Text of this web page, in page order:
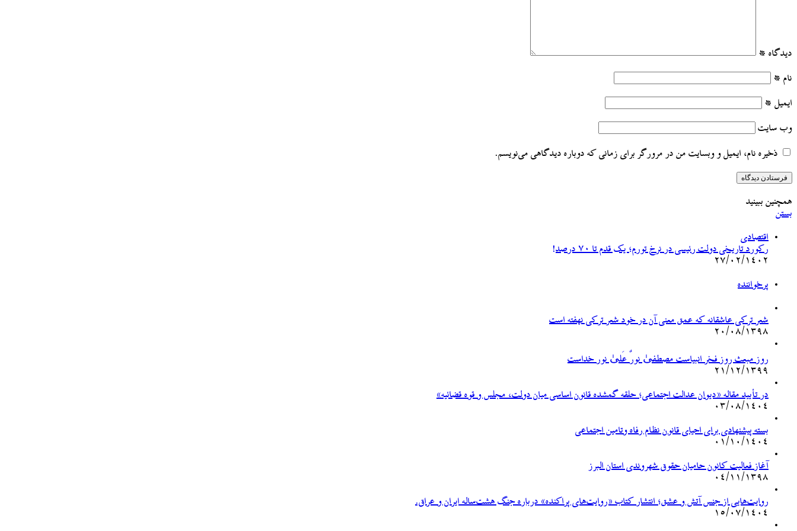
دیدگاه *
نام *
ایمیل *
وب‌ سایت
ذخیره نام، ایمیل و وبسایت من در مرورگر برای زمانی که دوباره دیدگاهی می‌نویسم.
همچنین ببینید
بستن
اقتصادی
رکورد تاریخی دولت رئیسی در نرخ تورم؛ یک قدم تا ۷۰ درصد!
۲۷/۰۲/۱۴۰۲
پرخواننده
شعر ترکی عاشقانه که عمق معنی آن در خود شعر ترکی نهفته است
۲۰/۰۸/۱۳۹۸
روز مبعث روز فخر انبیاست مصطفیٰ نورٌ عَلیٰ نور خداست
۲۱/۱۲/۱۳۹۹
در تأیید مقاله «دیوان عدالت اجتماعی؛ حلقه گمشده قانون اساسی میان دولت، مجلس و قوه قضائیه»
۰۳/۰۸/۱۴۰۴
بسته پیشنهادی برای احیای قانون نظام رفاه وتامین اجتماعی
۰۱/۱۰/۱۴۰۴
آغاز فعالیت کانون حامیان حقوق شهروندی استان البرز
۰۴/۱۱/۱۳۹۸
روایت‌هایی از جنس آتش و عشق؛ انتشار کتاب «روایت‌های پراکنده» درباره جنگ هشت‌ساله ایران و عراق.
۱۵/۰۷/۱۴۰۴